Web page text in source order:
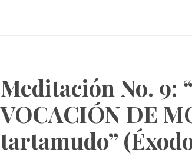
Meditación No. 9:
VOCACIÓN DE
tartamudo”